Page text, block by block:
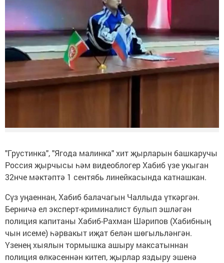
"Грустинка", "Ягода малинка" хит җырларын башкаручы
Россия җырчысы һәм видеоблогер Хабиб үзе укыган
32нче мәктәптә 1 сентябь линейкасында катнашкан.
Сүз уңаеннан, Хабиб балачагын Чаллыда үткәргән.
Берничә ел эксперт-криминалист булып эшләгән
полиция капитаны Хабиб-Рахман Шәрипов (Хабибның
чын исеме) һәрвакыт иҗат белән шөгыльләнгән.
Үзенең хыялын тормышка ашыру максатыннан
полиция өлкәсеннән китеп, җырлар яздыру эшенә